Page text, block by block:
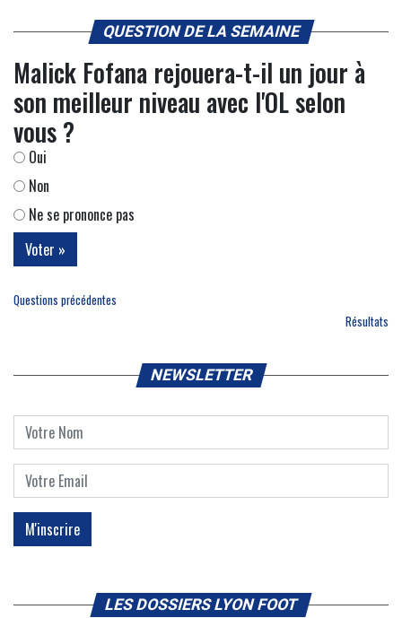
QUESTION DE LA SEMAINE
Malick Fofana rejouera-t-il un jour à
son meilleur niveau avec l'OL selon
vous ?
Oui
Non
Ne se prononce pas
Questions précédentes
Résultats
NEWSLETTER
LES DOSSIERS LYON FOOT